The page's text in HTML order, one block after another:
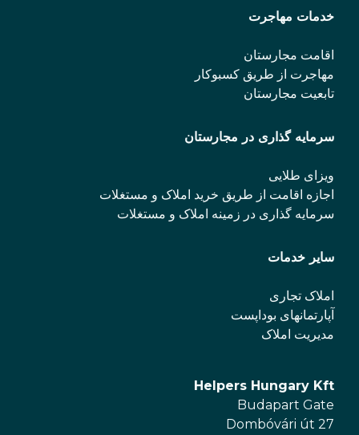
خدمات مهاجرت
اقامت مجارستان
مهاجرت از طریق کسبوکار
تابعیت مجارستان
سرمایه گذاری در مجارستان
ویزای طلایی
اجازه اقامت از طریق خرید املاک و مستغلات
سرمایه گذاری در زمینه املاک و مستغلات
سایر خدمات
املاک تجاری
آپارتمانهای بوداپست
مدیریت املاک
Helpers Hungary Kft
Budapart Gate
Dombóvári út 27